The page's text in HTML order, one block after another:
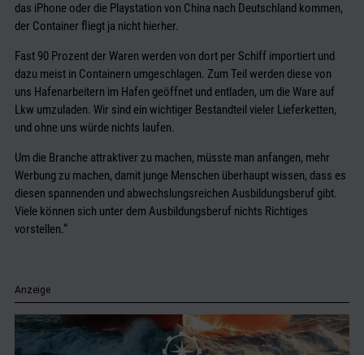
das iPhone oder die Playstation von China nach Deutschland kommen,
der Container fliegt ja nicht hierher.
Fast 90 Prozent der Waren werden von dort per Schiff importiert und
dazu meist in Containern umgeschlagen. Zum Teil werden diese von
uns Hafenarbeitern im Hafen geöffnet und entladen, um die Ware auf
Lkw umzuladen. Wir sind ein wichtiger Bestandteil vieler Lieferketten,
und ohne uns würde nichts laufen.
Um die Branche attraktiver zu machen, müsste man anfangen, mehr
Werbung zu machen, damit junge Menschen überhaupt wissen, dass es
diesen spannenden und abwechslungsreichen Ausbildungsberuf gibt.
Viele können sich unter dem Ausbildungsberuf nichts Richtiges
vorstellen.“
Anzeige